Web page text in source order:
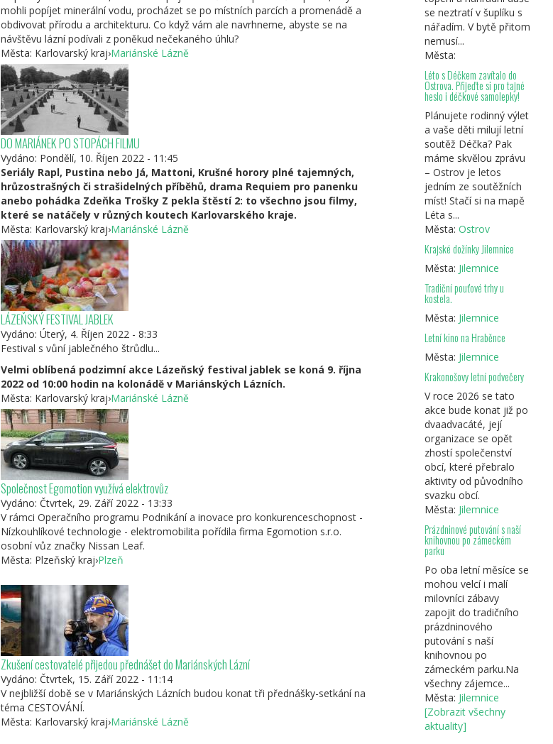
mohli popíjet minerální vodu, procházet se po místních parcích a promenádě a
obdivovat přírodu a architekturu. Co když vám ale navrhneme, abyste se na
návštěvu lázní podívali z poněkud nečekaného úhlu?
Města: Karlovarský kraj›Mariánské Lázně
DO MARIÁNEK PO STOPÁCH FILMU
Vydáno: Pondělí, 10. Říjen 2022 - 11:45
Seriály Rapl, Pustina nebo Já, Mattoni, Krušné horory plné tajemných,
hrůzostrašných či strašidelných příběhů, drama Requiem pro panenku
anebo pohádka Zdeňka Trošky Z pekla štěstí 2: to všechno jsou filmy,
které se natáčely v různých koutech Karlovarského kraje.
Města: Karlovarský kraj›Mariánské Lázně
LÁZEŇSKÝ FESTIVAL JABLEK
Vydáno: Úterý, 4. Říjen 2022 - 8:33
Festival s vůní jablečného štrůdlu...
Velmi oblíbená podzimní akce Lázeňský festival jablek se koná 9. října
2022 od 10:00 hodin na kolonádě v Mariánských Lázních.
Města: Karlovarský kraj›Mariánské Lázně
Společnost Egomotion využívá elektrovůz
Vydáno: Čtvrtek, 29. Září 2022 - 13:33
V rámci Operačního programu Podnikání a inovace pro konkurenceschopnost -
Nízkouhlíkové technologie - elektromobilita pořídila firma Egomotion s.r.o.
osobní vůz značky Nissan Leaf.
Města: Plzeňský kraj›Plzeň
Zkušení cestovatelé přijedou přednášet do Mariánských Lázní
Vydáno: Čtvrtek, 15. Září 2022 - 11:14
V nejbližší době se v Mariánských Lázních budou konat tři přednášky-setkání na
téma CESTOVÁNÍ.
Města: Karlovarský kraj›Mariánské Lázně
se neztratí v šuplíku s
nářadím. V bytě přitom
nemusí...
Města:
Léto s Déčkem zavítalo do
Ostrova. Přijeďte si pro tajné
heslo i déčkové samolepky!
Plánujete rodinný výlet
a vaše děti milují letní
soutěž Déčka? Pak
máme skvělou zprávu
– Ostrov je letos
jedním ze soutěžních
míst! Stačí si na mapě
Léta s...
Města: Ostrov
Krajské dožínky Jilemnice
Města: Jilemnice
Tradiční pouťové trhy u
kostela.
Města: Jilemnice
Letní kino na Hraběnce
Města: Jilemnice
Krakonošovy letní podvečery
V roce 2026 se tato
akce bude konat již po
dvaadvacáté, její
organizace se opět
zhostí společenství
obcí, které přebralo
aktivity od původního
svazku obcí.
Města: Jilemnice
Prázdninové putování s naší
knihovnou po zámeckém
parku
Po oba letní měsíce se
mohou velcí i malí
milovníci zábavy
zapojit do tradičního
prázdninového
putování s naší
knihovnou po
zámeckém parku.Na
všechny zájemce...
Města: Jilemnice
[Zobrazit všechny
aktuality]